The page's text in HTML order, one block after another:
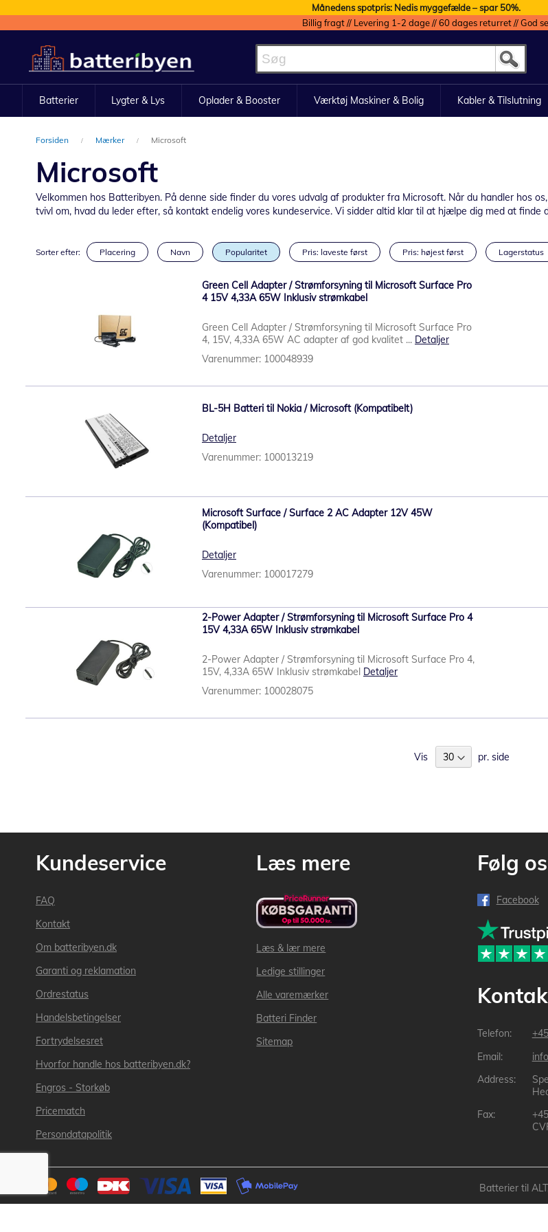
Månedens spotpris: Nedis myggefælde – spar 50%.
Billig fragt // Levering 1-2 dage // 60 dages returret // God
to
Content
Batterier Lygter & Lys Oplader & Booster Værktøj Maskiner & Bolig Kabler & Tilslutning
Forsiden Mærker Microsoft
Microsoft
Velkommen hos Batteribyen. På denne side finder du vores udvalg af produkter fra Microsoft. Når du handler hos
tvivl om, hvad du leder efter, så kontakt endelig vores kundeservice. Vi sidder altid klar til at hjælpe dig med at finde
Sorter efter: Placering Navn Popularitet Pris: laveste først Pris: højest først Lagerstatus
Green Cell Adapter / Strømforsyning til Microsoft Surface Pro
4 15V 4,33A 65W Inklusiv strømkabel
Green Cell Adapter / Strømforsyning til Microsoft Surface Pro
4, 15V, 4,33A 65W AC adapter af god kvalitet ... Detaljer
Varenummer: 100048939
BL-5H Batteri til Nokia / Microsoft (Kompatibelt)
Detaljer
Varenummer: 100013219
Microsoft Surface / Surface 2 AC Adapter 12V 45W
(Kompatibel)
Detaljer
Varenummer: 100017279
2-Power Adapter / Strømforsyning til Microsoft Surface Pro 4
15V 4,33A 65W Inklusiv strømkabel
2-Power Adapter / Strømforsyning til Microsoft Surface Pro 4,
15V, 4,33A 65W Inklusiv strømkabel Detaljer
Varenummer: 100028075
Vis pr. side
Kundeservice
FAQ
Kontakt
Om batteribyen.dk
Garanti og reklamation
Ordrestatus
Handelsbetingelser
Fortrydelsesret
Hvorfor handle hos batteribyen.dk?
Engros - Storkøb
Pricematch
Persondatapolitik
Læs mere
Læs & lær mere
Ledige stillinger
Alle varemærker
Batteri Finder
Sitemap
Følg os
Facebook
Batterier til